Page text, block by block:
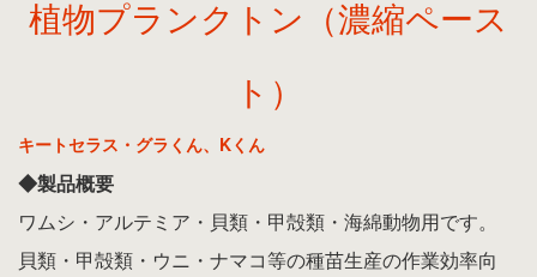
植物プランクトン（濃縮ペース
ト）
キートセラス・グラくん、Kくん
◆製品概要
ワムシ・アルテミア・貝類・甲殻類・海綿動物用です。
貝類・甲殻類・ウニ・ナマコ等の種苗生産の作業効率向